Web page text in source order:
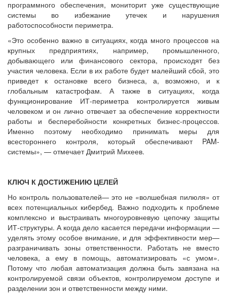
программного обеспечения, мониторит уже существующие
системы во избежание утечек и нарушения
работоспособности периметра.
«Это особенно важно в ситуациях, когда много процессов на
крупных предприятиях, например, промышленного,
добывающего или финансового сектора, происходят без
участия человека. Если в их работе будет малейший сбой, это
приведет к остановке всего бизнеса, а, возможно, и к
глобальным катастрофам. А также в ситуациях, когда
функционирование ИТ-периметра контролируется живым
человеком и он лично отвечает за обеспечение корректности
работы и бесперебойности конкретных бизнес-процессов.
Именно поэтому необходимо принимать меры для
всестороннего контроля, который обеспечивают PAM-
системы», — отмечает Дмитрий Михеев.
КЛЮЧ К ДОСТИЖЕНИЮ ЦЕЛЕЙ
Но контроль пользователей— это не «волшебная пилюля» от
всех потенциальных кибербед. Важно подходить к проблеме
комплексно и выстраивать многоуровневую цепочку защиты
ИТ-структуры. А когда дело касается передачи информации —
уделять этому особое внимание, и для эффективности мер—
разграничивать зоны ответственности. Работать не вместо
человека, а ему в помощь, автоматизировать «с умом».
Потому что любая автоматизация должна быть завязана на
контролируемой связи объектов, контролируемом доступе и
разделении зон и ответственности между ними.